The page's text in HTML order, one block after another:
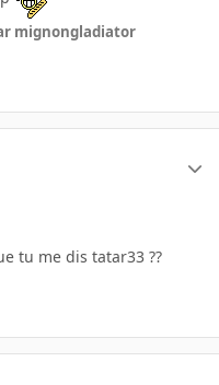
mignongladiator
tu me dis tatar33 ??